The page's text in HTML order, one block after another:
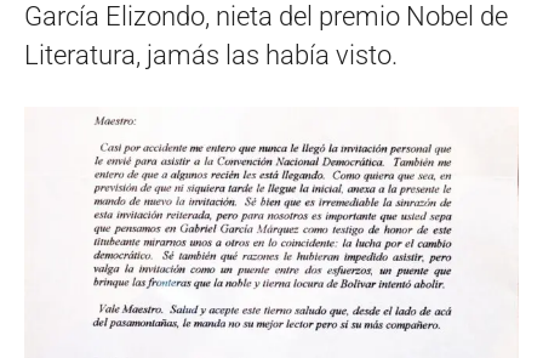
García Elizondo, nieta del premio Nobel de
Literatura, jamás las había visto.